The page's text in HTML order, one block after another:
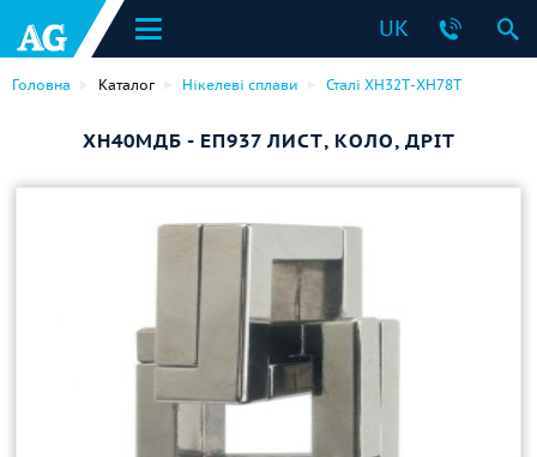
UK
Головна Каталог Нікелеві сплави Сталі ХН32Т-ХН78Т
ХН40МДБ - ЕП937 ЛИСТ, КОЛО, ДРІТ